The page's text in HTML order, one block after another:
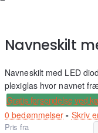
Navneskilt
Navneskilt med LED
plexiglas hvor navnet
Gratis forsendelse ved
0 bedømmelser - Skriv
Pris fra